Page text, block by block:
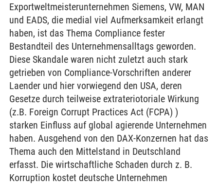
Exportweltmeisterunternehmen Siemens, VW, MAN
und EADS, die medial viel Aufmerksamkeit erlangt
haben, ist das Thema Compliance fester
Bestandteil des Unternehmensalltags geworden.
Diese Skandale waren nicht zuletzt auch stark
getrieben von Compliance-Vorschriften anderer
Laender und hier vorwiegend den USA, deren
Gesetze durch teilweise extrateriotoriale Wirkung
(z.B. Foreign Corrupt Practices Act (FCPA) )
starken Einfluss auf global agierende Unternehmen
haben. Ausgehend von den DAX-Konzernen hat das
Thema auch den Mittelstand in Deutschland
erfasst. Die wirtschaftliche Schaden durch z. B.
Korruption kostet deutsche Unternehmen